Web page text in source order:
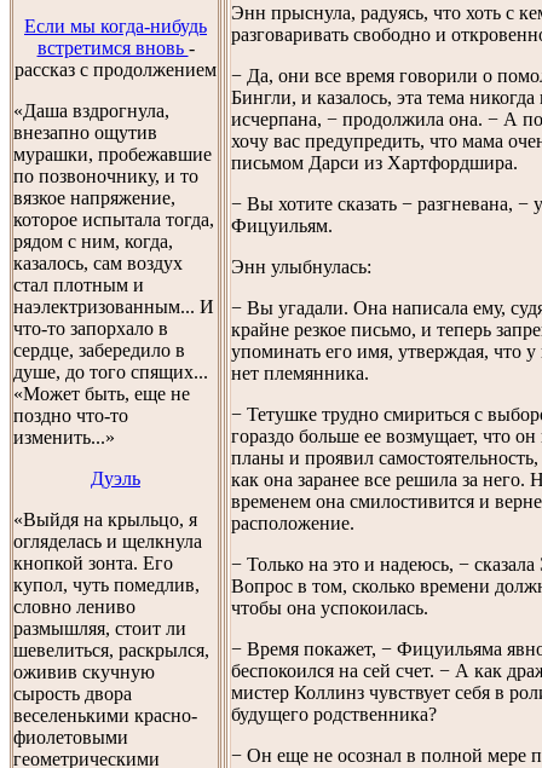
Если мы когда-нибудь
встретимся вновь -
рассказ с продолжением
«Даша вздрогнула,
внезапно ощутив
мурашки, пробежавшие
по позвоночнику, и то
вязкое напряжение,
которое испытала тогда,
рядом с ним, когда,
казалось, сам воздух
стал плотным и
наэлектризованным... И
что-то запорхало в
сердце, забередило в
душе, до того спящих...
«Может быть, еще не
поздно что-то
изменить...»
Дуэль
«Выйдя на крыльцо, я
огляделась и щелкнула
кнопкой зонта. Его
купол, чуть помедлив,
словно лениво
размышляя, стоит ли
шевелиться, раскрылся,
оживив скучную
сырость двора
веселенькими красно-
фиолетовыми
геометрическими
Энн прыснула, радуясь, что хоть с
разговаривать свободно и
− Да, они все время говорили о
Бингли, и казалось, эта тема никогда
исчерпана, − продолжила она. − А
хочу вас предупредить, что мама
письмом Дарси из Хартфордшира.
− Вы хотите сказать − разгневана, −
Фицуильям.
Энн улыбнулась:
− Вы угадали. Она написала ему,
крайне резкое письмо, и теперь
упоминать его имя, утверждая, что
нет племянника.
− Тетушке трудно смириться с
гораздо больше ее возмущает, что
планы и проявил
как она заранее все решила за него.
временем она смилостивится и
расположение.
− Только на это и надеюсь, −
Вопрос в том, сколько времени
чтобы она успокоилась.
− Время покажет, − Фицуильяма
беспокоился на сей счет. − А как
мистер Коллинз чувствует себя в
будущего родственника?
− Он еще не осознал в полной мере